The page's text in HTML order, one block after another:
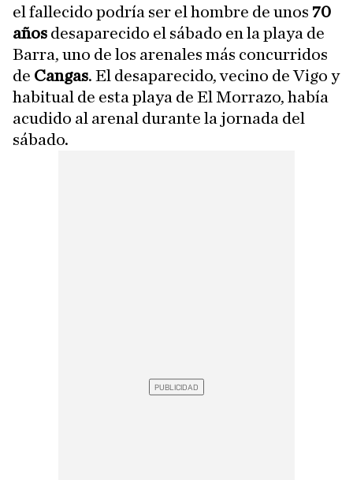
el fallecido podría ser el hombre de unos 70
años desaparecido el sábado en la playa de
Barra, uno de los arenales más concurridos
de Cangas. El desaparecido, vecino de Vigo y
habitual de esta playa de El Morrazo, había
acudido al arenal durante la jornada del
sábado.